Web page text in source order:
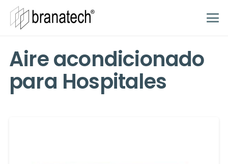
Aire acondicionado
para Hospitales